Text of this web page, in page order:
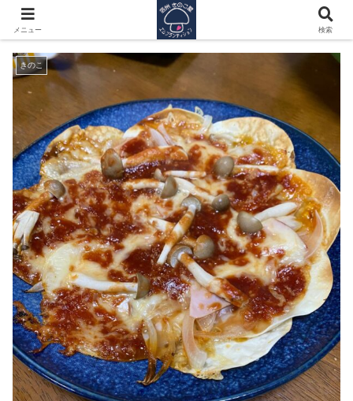
餃子の皮が余ったでも、耳たぶじゃないよ
きのこ
メニュー 検索